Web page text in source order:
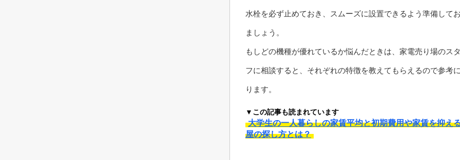
水栓を必ず止めておき、スムーズに設置できるよう準備して
ましょう。
もしどの機種が優れているか悩んだときは、家電売り場のス
フに相談すると、それぞれの特徴を教えてもらえるので参考
ります。
▼この記事も読まれています
大学生の一人暮らしの家賃平均と初期費用や家賃を抑え
屋の探し方とは？